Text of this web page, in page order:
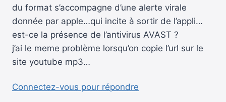
du format s’accompagne d’une alerte virale
donnée par apple…qui incite à sortir de l’appli…
est-ce la présence de l’antivirus AVAST ?
j’ai le meme problème lorsqu’on copie l’url sur le
site youtube mp3…
Connectez-vous pour répondre